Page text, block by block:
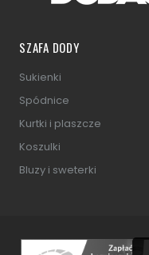
SZAFA DODY
Sukienki
Spódnice
Kurtki i plaszcze
Koszulki
Bluzy i sweterki